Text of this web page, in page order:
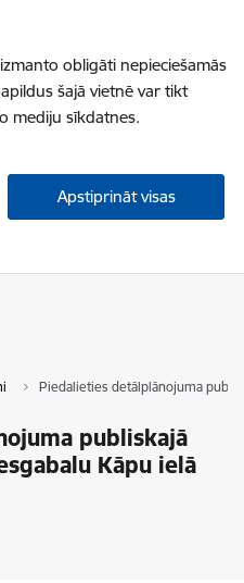
obligāti nepieciešamās
šajā vietnē var tikt
mediju sīkdatnes.
Apstiprināt visas
Piedalieties detālplānojuma
publiskajā
Kāpu ielā